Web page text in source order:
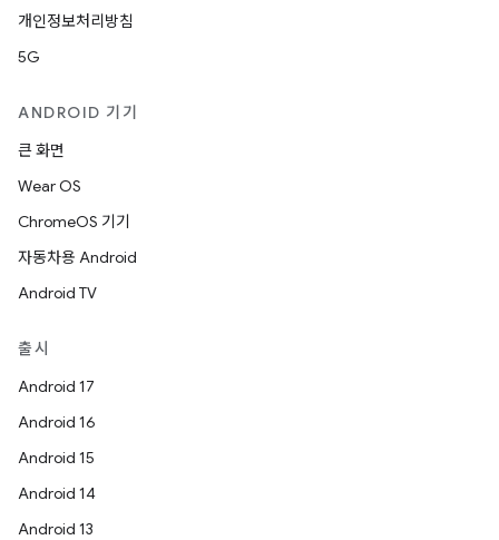
개인정보처리방침
5G
ANDROID 기기
큰 화면
Wear OS
ChromeOS 기기
자동차용 Android
Android TV
출시
Android 17
Android 16
Android 15
Android 14
Android 13